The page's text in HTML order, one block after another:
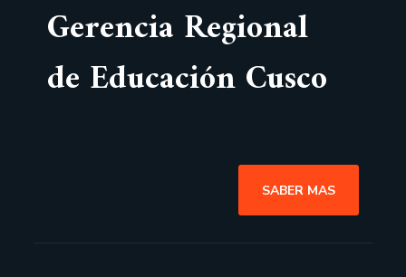
Gerencia Regional
de Educación Cusco
SABER MAS